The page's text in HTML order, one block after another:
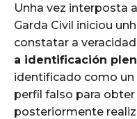
Unha vez interposta
Garda Civil iniciou
constatar a
a identificación
identificado como
perfil falso para
posteriormente